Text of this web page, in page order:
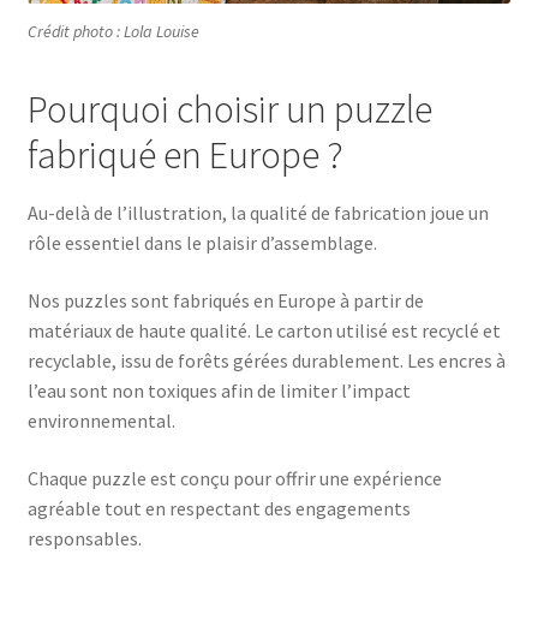
Crédit photo : Lola Louise
Pourquoi choisir un puzzle
fabriqué en Europe ?
Au-delà de l’illustration, la qualité de fabrication joue un
rôle essentiel dans le plaisir d’assemblage.
Nos puzzles sont fabriqués en Europe à partir de
matériaux de haute qualité. Le carton utilisé est recyclé et
recyclable, issu de forêts gérées durablement. Les encres à
l’eau sont non toxiques afin de limiter l’impact
environnemental.
Chaque puzzle est conçu pour offrir une expérience
agréable tout en respectant des engagements
responsables.